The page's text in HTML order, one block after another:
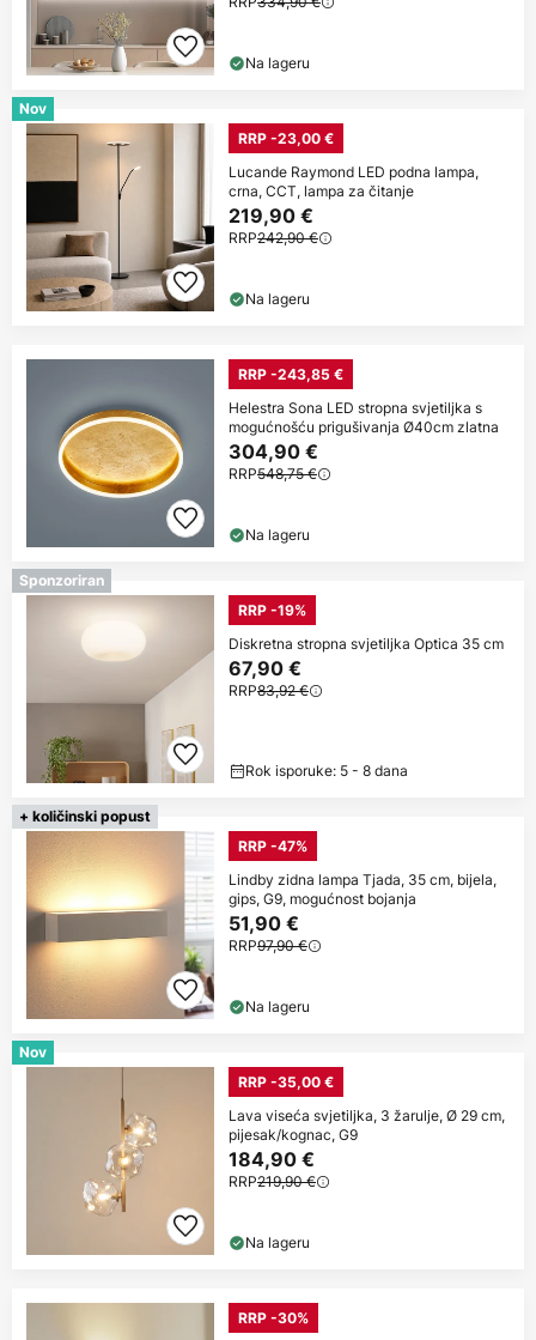
Na lageru
Nov
RRP -23,00 €
Lucande Raymond LED podna lampa,
crna, CCT, lampa za čitanje
219,90 €
RRP242,90 €
Na lageru
RRP -243,85 €
Helestra Sona LED stropna svjetiljka s
mogućnošću prigušivanja Ø40cm zlatna
304,90 €
RRP548,75 €
Na lageru
Sponzoriran
RRP -19%
Diskretna stropna svjetiljka Optica 35 cm
67,90 €
RRP83,92 €
Rok isporuke: 5 - 8 dana
+ količinski popust
RRP -47%
Lindby zidna lampa Tjada, 35 cm, bijela,
gips, G9, mogućnost bojanja
51,90 €
RRP97,90 €
Na lageru
Nov
RRP -35,00 €
Lava viseća svjetiljka, 3 žarulje, Ø 29 cm,
pijesak/kognac, G9
184,90 €
RRP219,90 €
Na lageru
RRP -30%